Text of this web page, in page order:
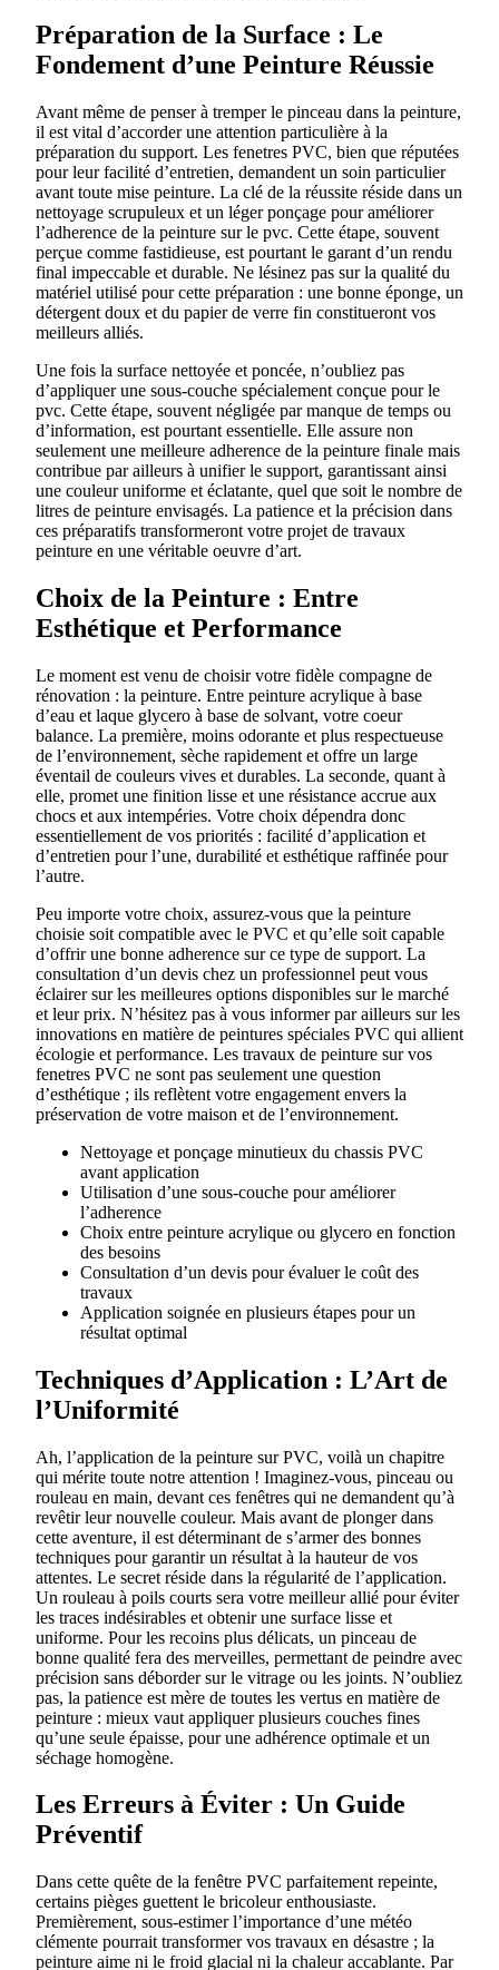
Préparation de la Surface : Le
Fondement d’une Peinture Réussie
Avant même de penser à tremper le pinceau dans la peinture,
il est vital d’accorder une attention particulière à la
préparation du support. Les fenetres PVC, bien que réputées
pour leur facilité d’entretien, demandent un soin particulier
avant toute mise peinture. La clé de la réussite réside dans un
nettoyage scrupuleux et un léger ponçage pour améliorer
l’adherence de la peinture sur le pvc. Cette étape, souvent
perçue comme fastidieuse, est pourtant le garant d’un rendu
final impeccable et durable. Ne lésinez pas sur la qualité du
matériel utilisé pour cette préparation : une bonne éponge, un
détergent doux et du papier de verre fin constitueront vos
meilleurs alliés.
Une fois la surface nettoyée et poncée, n’oubliez pas
d’appliquer une sous-couche spécialement conçue pour le
pvc. Cette étape, souvent négligée par manque de temps ou
d’information, est pourtant essentielle. Elle assure non
seulement une meilleure adherence de la peinture finale mais
contribue par ailleurs à unifier le support, garantissant ainsi
une couleur uniforme et éclatante, quel que soit le nombre de
litres de peinture envisagés. La patience et la précision dans
ces préparatifs transformeront votre projet de travaux
peinture en une véritable oeuvre d’art.
Choix de la Peinture : Entre
Esthétique et Performance
Le moment est venu de choisir votre fidèle compagne de
rénovation : la peinture. Entre peinture acrylique à base
d’eau et laque glycero à base de solvant, votre coeur
balance. La première, moins odorante et plus respectueuse
de l’environnement, sèche rapidement et offre un large
éventail de couleurs vives et durables. La seconde, quant à
elle, promet une finition lisse et une résistance accrue aux
chocs et aux intempéries. Votre choix dépendra donc
essentiellement de vos priorités : facilité d’application et
d’entretien pour l’une, durabilité et esthétique raffinée pour
l’autre.
Peu importe votre choix, assurez-vous que la peinture
choisie soit compatible avec le PVC et qu’elle soit capable
d’offrir une bonne adherence sur ce type de support. La
consultation d’un devis chez un professionnel peut vous
éclairer sur les meilleures options disponibles sur le marché
et leur prix. N’hésitez pas à vous informer par ailleurs sur les
innovations en matière de peintures spéciales PVC qui allient
écologie et performance. Les travaux de peinture sur vos
fenetres PVC ne sont pas seulement une question
d’esthétique ; ils reflètent votre engagement envers la
préservation de votre maison et de l’environnement.
Nettoyage et ponçage minutieux du chassis PVC
avant application
Utilisation d’une sous-couche pour améliorer
l’adherence
Choix entre peinture acrylique ou glycero en fonction
des besoins
Consultation d’un devis pour évaluer le coût des
travaux
Application soignée en plusieurs étapes pour un
résultat optimal
Techniques d’Application : L’Art de
l’Uniformité
Ah, l’application de la peinture sur PVC, voilà un chapitre
qui mérite toute notre attention ! Imaginez-vous, pinceau ou
rouleau en main, devant ces fenêtres qui ne demandent qu’à
revêtir leur nouvelle couleur. Mais avant de plonger dans
cette aventure, il est déterminant de s’armer des bonnes
techniques pour garantir un résultat à la hauteur de vos
attentes. Le secret réside dans la régularité de l’application.
Un rouleau à poils courts sera votre meilleur allié pour éviter
les traces indésirables et obtenir une surface lisse et
uniforme. Pour les recoins plus délicats, un pinceau de
bonne qualité fera des merveilles, permettant de peindre avec
précision sans déborder sur le vitrage ou les joints. N’oubliez
pas, la patience est mère de toutes les vertus en matière de
peinture : mieux vaut appliquer plusieurs couches fines
qu’une seule épaisse, pour une adhérence optimale et un
séchage homogène.
Les Erreurs à Éviter : Un Guide
Préventif
Dans cette quête de la fenêtre PVC parfaitement repeinte,
certains pièges guettent le bricoleur enthousiaste.
Premièrement, sous-estimer l’importance d’une météo
clémente pourrait transformer vos travaux en désastre ; la
peinture aime ni le froid glacial ni la chaleur accablante. Par